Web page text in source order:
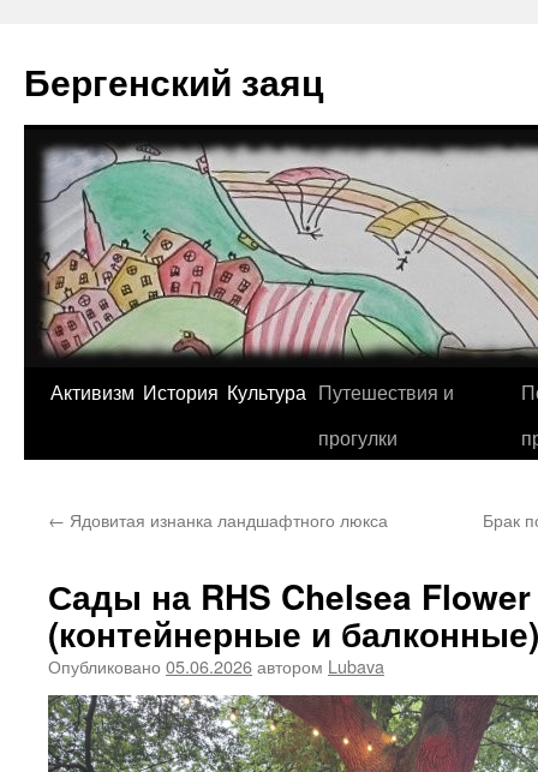
содержимому
Бергенский заяц
Активизм История Культура Путешествия и
прогулки
← Ядовитая изнанка ландшафтного люкса Брак
Сады на RHS Chelsea
(контейнерные и балконные)
Опубликовано 05.06.2026автором Lubava